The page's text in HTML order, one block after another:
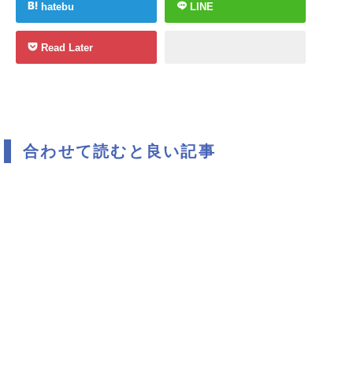
hatebu LINE
Read Later
合わせて読むと良い記事